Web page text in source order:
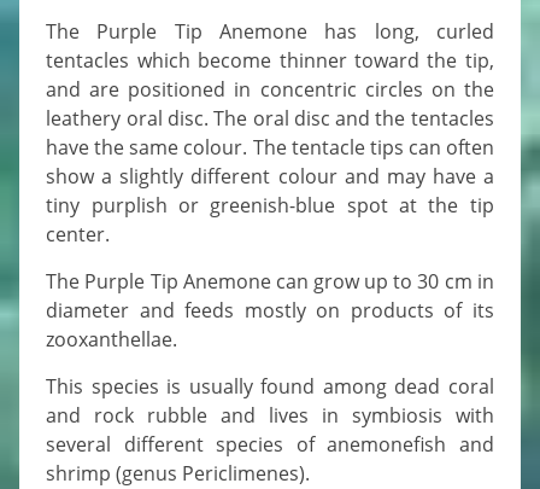
The Purple Tip Anemone has long, curled
tentacles which become thinner toward the tip,
and are positioned in concentric circles on the
leathery oral disc. The oral disc and the tentacles
have the same colour. The tentacle tips can often
show a slightly different colour and may have a
tiny purplish or greenish-blue spot at the tip
center.
The Purple Tip Anemone can grow up to 30 cm in
diameter and feeds mostly on products of its
zooxanthellae.
This species is usually found among dead coral
and rock rubble and lives in symbiosis with
several different species of anemonefish and
shrimp (genus Periclimenes).